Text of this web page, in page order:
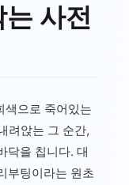
사전
색으로 죽어있는
려앉는 그 순간,
닥을 칩니다. 대
부팅이라는 원초